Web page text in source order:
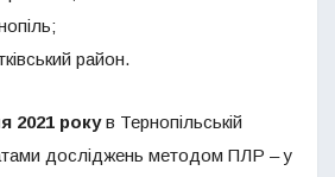
район.
2021 рокув Тернопільській
досліджень методом ПЛР – у